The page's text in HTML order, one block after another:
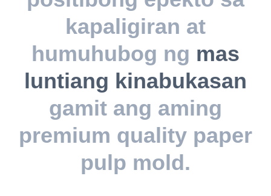
kapaligiran at
humuhubog ng mas
luntiang kinabukasan
gamit ang aming
premium quality paper
pulp mold.